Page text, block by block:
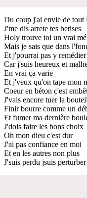
Du coup j'ai envie de tout
J'me dis arrete tes betises
Holy trouve toi un vrai
Mais je sais que dans
Et j'pourrai pas y remédier
Car j'suis heureux et
En vrai ça varie
Et j'veux qu'on tape mon
Coeur en béton c'est
J'vais encore tuer la
Finir bourre comme un
Et fumer ma dernière
J'dois faire les bons choix
Oh mon dieu c'est dur
J'ai pas confiance en moi
Et en les autres non plus
J'suis perdu jsuis perturber